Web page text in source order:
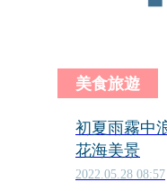
美食旅遊
初夏雨霧中
花海美景
2022.05.28 08:57